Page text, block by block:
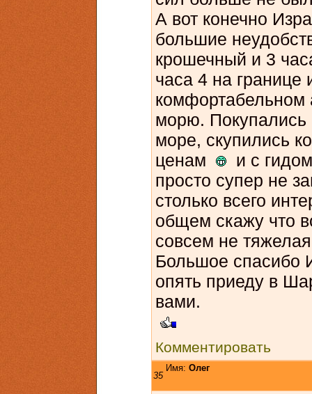
А вот конечно
большие
крошечный и 3
часа 4 на
комфортабельном
морю. Покупались
море, скупились
ценам
и с
просто супер не
столько всего
общем скажу что
совсем не
Большое спасибо
опять приеду в
вами.
Комментировать
35
Имя: Олег